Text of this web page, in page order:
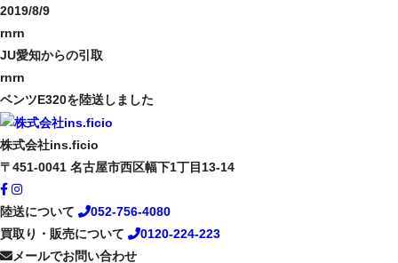
2019/8/9
rnrn
JU愛知からの引取
rnrn
ベンツE320を陸送しました
株式会社ins.ficio
〒451-0041 名古屋市西区幅下1丁目13-14
陸送について
052-756-4080
買取り・販売について
0120-224-223
メールでお問い合わせ